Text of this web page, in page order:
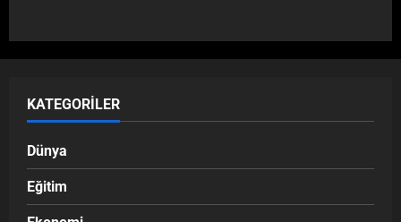
KATEGORILER
Dünya
Eğitim